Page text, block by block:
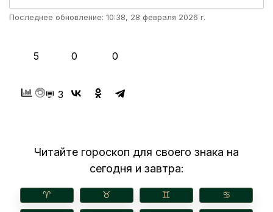
Последнее обновление: 10:38, 28 февраля 2026 г.
5 0 0
💬 3
Читайте гороскоп для своего знака на
сегодня и завтра:
♈︎ ♉︎ ♊︎ ♋︎